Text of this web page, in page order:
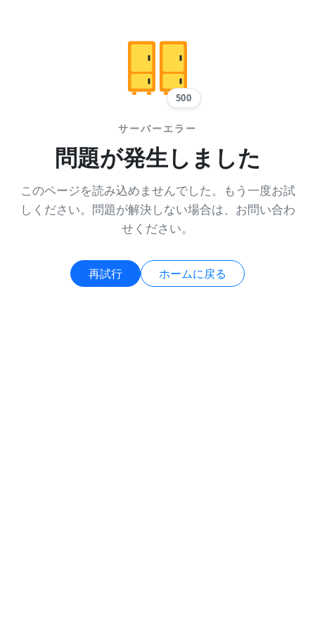
500
サーバーエラー
問題が発生しました
このページを読み込めませんでした。もう一度お試
しください。問題が解決しない場合は、お問い合わ
せください。
再試行 ホームに戻る